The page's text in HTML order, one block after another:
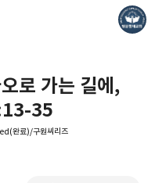
로 가는 길에,
35
완료)/구원씨리즈